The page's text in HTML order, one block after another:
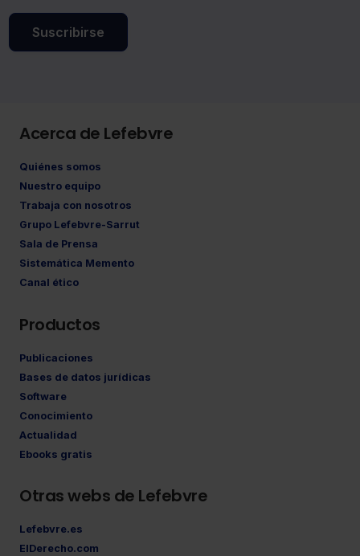
Suscribirse
Acerca de Lefebvre
Quiénes somos
Nuestro equipo
Trabaja con nosotros
Grupo Lefebvre-Sarrut
Sala de Prensa
Sistemática Memento
Canal ético
Productos
Publicaciones
Bases de datos jurídicas
Software
Conocimiento
Actualidad
Ebooks gratis
Otras webs de Lefebvre
Lefebvre.es
ElDerecho.com